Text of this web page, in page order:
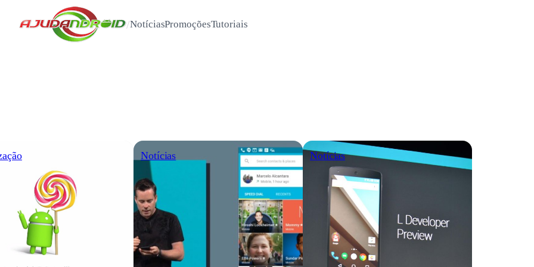
/NotíciasPromoçõesTutoriais
Notícias Notícias